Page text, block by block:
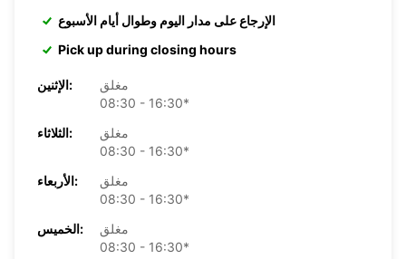
الإرجاع على مدار اليوم وطوال أيام الأسبوع
Pick up during closing hours
الإثنين:
مغلق
08:30 - 16:30*
الثلاثاء:
مغلق
08:30 - 16:30*
الأربعاء:
مغلق
08:30 - 16:30*
الخميس:
مغلق
08:30 - 16:30*